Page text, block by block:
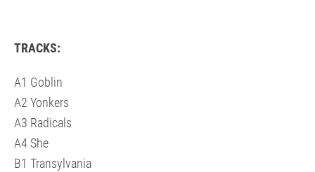
TRACKS:
A1 Goblin
A2 Yonkers
A3 Radicals
A4 She
B1 Transylvania